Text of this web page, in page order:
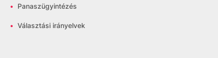
• Panaszügyintézés
• Választási irányelvek